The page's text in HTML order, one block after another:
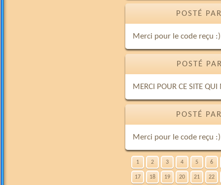
POSTÉ
Merci pour le code reçu :)
POSTÉ
MERCI POUR CE SITE
POSTÉ
Merci pour le code reçu :)
1 2 3 4 5 6
17 18 19 20 21 22